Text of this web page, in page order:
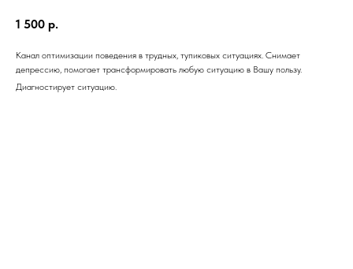
1 500 р.
Канал оптимизации поведения в трудных, тупиковых ситуациях. Снимает
депрессию, помогает трансформировать любую ситуацию в Вашу пользу.
Диагностирует ситуацию.